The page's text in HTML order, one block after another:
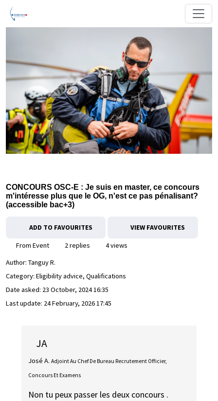
CONCOURS OSC-E : Je suis en master, ce concours
m'intéresse plus que le OG, n'est ce pas pénalisant?
(accessible bac+3)
ADD TO FAVOURITES VIEW FAVOURITES
From Event 2 replies
4 views
Author: Tanguy R.
Category: Eligibility advice, Qualifications
Date asked: 23 October, 2024 16:35
Last update: 24 February, 2026 17:45
JA
José A. Adjoint Au Chef De Bureau Recrutement Officier,
Concours Et Examens
Non tu peux passer les deux concours .